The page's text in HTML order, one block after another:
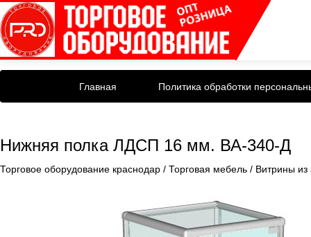
Главная Политика обработки
Нижняя полка ЛДСП 16 мм. ВА-340-Д
Торговое оборудование краснодар / Торговая мебель / Витрины